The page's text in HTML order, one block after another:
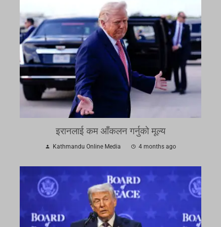
इरानलाई कम आँकलन गर्नुको मूल्य
Kathmandu Online Media 4 months ago